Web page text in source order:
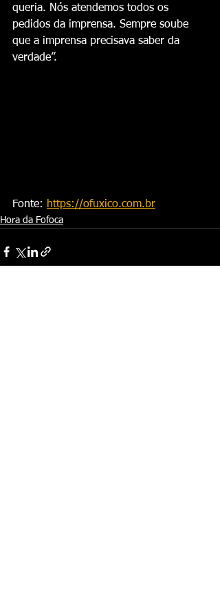
queria. Nós atendemos todos os
pedidos da imprensa. Sempre soube
que a imprensa precisava saber da
verdade”.
Fonte: https://ofuxico.com.br
Hora da Fofoca